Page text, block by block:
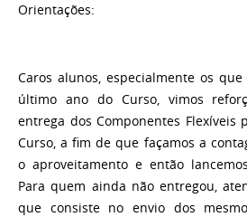
Orientações:
Caros alunos, especialmente os
último ano do Curso, vimos
entrega dos Componentes Flexíveis
Curso, a fim de que façamos a
o aproveitamento e então
Para quem ainda não entregou,
que consiste no envio dos